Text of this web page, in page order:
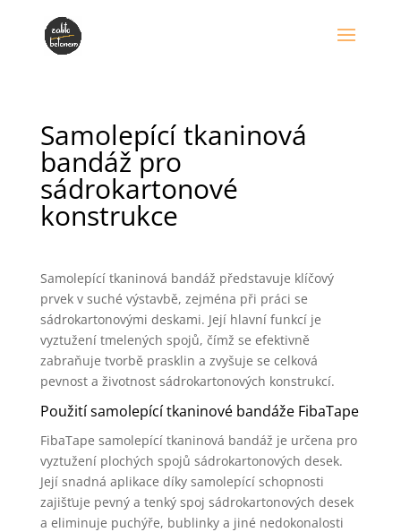
Samolepící tkaninová
bandáž pro
sádrokartonové
konstrukce
Samolepící tkaninová bandáž představuje klíčový
prvek v suché výstavbě, zejména při práci se
sádrokartonovými deskami. Její hlavní funkcí je
vyztužení tmelených spojů, čímž se efektivně
zabraňuje tvorbě prasklin a zvyšuje se celková
pevnost a životnost sádrokartonových konstrukcí.
Použití samolepící tkaninové bandáže FibaTape
FibaTape samolepící tkaninová bandáž je určena pro
vyztužení plochých spojů sádrokartonových desek.
Její snadná aplikace díky samolepící schopnosti
zajišťuje pevný a tenký spoj sádrokartonových desek
a eliminuje puchýře, bublinky a jiné nedokonalosti